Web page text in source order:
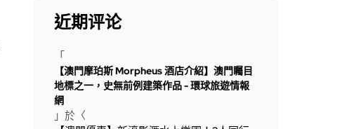
近期评论
「
【澳門摩珀斯 Morpheus 酒店介紹】澳門矚目
地標之一，史無前例建築作品 - 環球旅遊情報
網
」於〈